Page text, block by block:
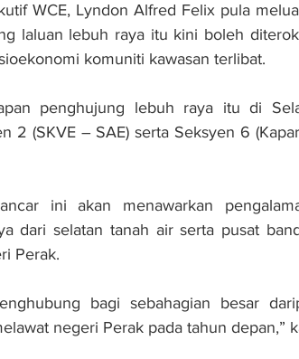
WCE, Lyndon Alfred Felix pula
laluan lebuh raya itu kini boleh
komuniti kawasan terlibat.
penghujung lebuh raya itu di
2 (SKVE – SAE) serta Seksyen 6
ini akan menawarkan
dari selatan tanah air serta pusat
Perak.
bagi sebahagian besar
negeri Perak pada tahun depan,”